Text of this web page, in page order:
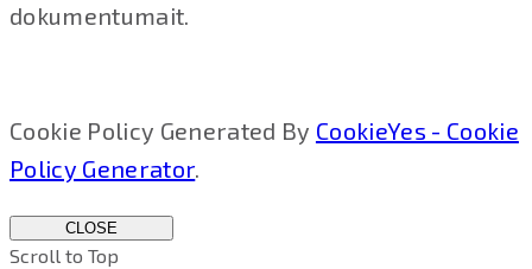
dokumentumait.
Cookie Policy Generated By CookieYes - Cookie
Policy Generator.
CLOSE
Scroll to Top